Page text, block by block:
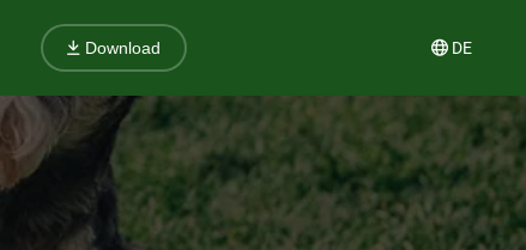
Download DE